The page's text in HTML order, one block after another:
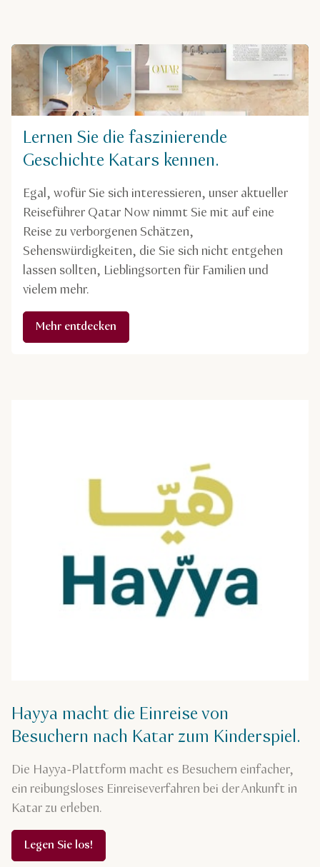
Lernen Sie die faszinierende
Geschichte Katars kennen.
Egal, wofür Sie sich interessieren, unser aktueller
Reiseführer Qatar Now nimmt Sie mit auf eine
Reise zu verborgenen Schätzen,
Sehenswürdigkeiten, die Sie sich nicht entgehen
lassen sollten, Lieblingsorten für Familien und
vielem mehr.
Mehr entdecken
Hayya macht die Einreise von
Besuchern nach Katar zum Kinderspiel.
Die Hayya-Plattform macht es Besuchern einfacher,
ein reibungsloses Einreiseverfahren bei der Ankunft in
Katar zu erleben.
Legen Sie los!